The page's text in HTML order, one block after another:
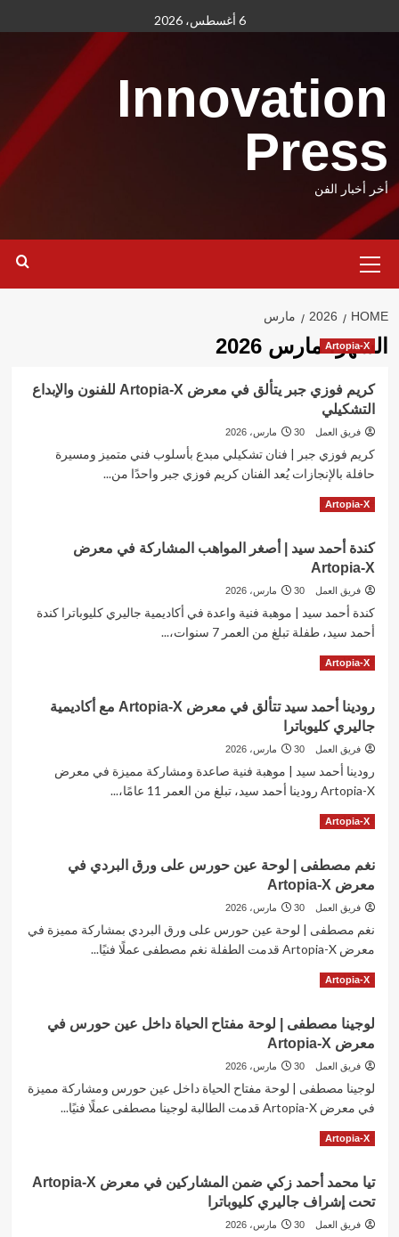
to
6 أغسطس، 2026
Innovation
Press
أخر أخبار الفن
Menu
HOME
2026 مارس
الشهر:مارس 2026 Artopia-X
كريم فوزي جبر يتألق في معرض Artopia-X للفنون والإبداع
التشكيلي
فريق العمل 30 مارس، 2026
كريم فوزي جبر | فنان تشكيلي مبدع بأسلوب فني متميز ومسيرة
حافلة بالإنجازات يُعد الفنان كريم فوزي جبر واحدًا من...
Read More
Read
كريم
فوزي
جبر
في
معرض
Artopia-
X
والإبداع
التشكيلي
Artopia-X
كندة أحمد سيد | أصغر المواهب المشاركة في معرض
Artopia-X
فريق العمل 30 مارس، 2026
كندة أحمد سيد | موهبة فنية واعدة في أكاديمية جاليري كليوباترا كندة
أحمد سيد، طفلة تبلغ من العمر 7 سنوات،...
Read More
Read
كندة
أحمد
سيد
أصغر
المواهب
المشاركة
في
Artopia-
X
Artopia-X
رودينا أحمد سيد تتألق في معرض Artopia-X مع أكاديمية
جاليري كليوباترا
فريق العمل 30 مارس، 2026
رودينا أحمد سيد | موهبة فنية صاعدة ومشاركة مميزة في معرض
Artopia-X رودينا أحمد سيد، تبلغ من العمر 11 عامًا،...
Read More
Read
رودينا
أحمد
سيد
في
معرض
Artopia-
X
أكاديمية
جاليري
كليوباترا
Artopia-X
نغم مصطفى | لوحة عين حورس على ورق البردي في
معرض Artopia-X
فريق العمل 30 مارس، 2026
نغم مصطفى | لوحة عين حورس على ورق البردي بمشاركة مميزة في
معرض Artopia-X قدمت الطفلة نغم مصطفى عملًا فنيًا...
Read More
Read
نغم
مصطفى
|
عين
حورس
على
ورق
في
معرض
Artopia-
X
Artopia-X
لوجينا مصطفى | لوحة مفتاح الحياة داخل عين حورس في
معرض Artopia-X
فريق العمل 30 مارس، 2026
لوجينا مصطفى | لوحة مفتاح الحياة داخل عين حورس ومشاركة مميزة
في معرض Artopia-X قدمت الطالبة لوجينا مصطفى عملًا فنيًا...
Read More
Read
لوجينا
مصطفى
|
Artopia-X
تيا محمد أحمد زكي ضمن المشاركين في معرض Artopia-X
تحت إشراف جاليري كليوباترا
فريق العمل 30 مارس، 2026